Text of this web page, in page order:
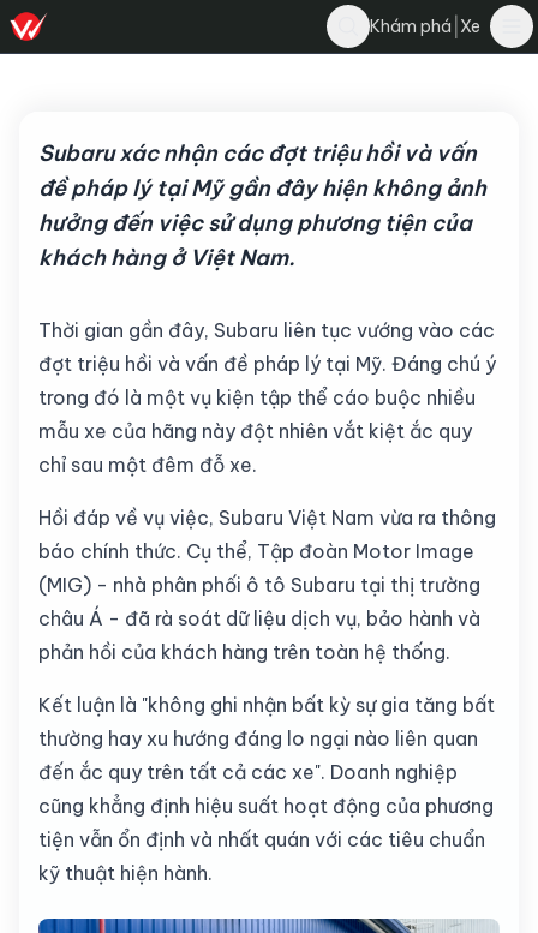
Khám phá Xe
16 tháng 6, 2026·4 phút đọc· 203
Bình luận
Subaru xác nhận các đợt triệu hồi và vấn
đề pháp lý tại Mỹ gần đây hiện không ảnh
hưởng đến việc sử dụng phương tiện của
khách hàng ở Việt Nam.
Thời gian gần đây, Subaru liên tục vướng vào các
đợt triệu hồi và vấn đề pháp lý tại Mỹ. Đáng chú ý
trong đó là một vụ kiện tập thể cáo buộc nhiều
mẫu xe của hãng này đột nhiên vắt kiệt ắc quy
chỉ sau một đêm đỗ xe.
Hồi đáp về vụ việc, Subaru Việt Nam vừa ra thông
báo chính thức. Cụ thể, Tập đoàn Motor Image
(MIG) - nhà phân phối ô tô Subaru tại thị trường
châu Á - đã rà soát dữ liệu dịch vụ, bảo hành và
phản hồi của khách hàng trên toàn hệ thống.
Kết luận là "không ghi nhận bất kỳ sự gia tăng bất
thường hay xu hướng đáng lo ngại nào liên quan
đến ắc quy trên tất cả các xe". Doanh nghiệp
cũng khẳng định hiệu suất hoạt động của phương
tiện vẫn ổn định và nhất quán với các tiêu chuẩn
kỹ thuật hiện hành.